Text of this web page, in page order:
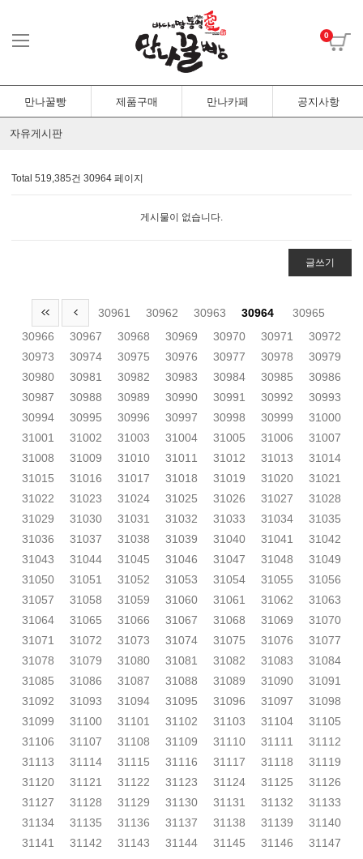
0
만나꿀빵 제품구매 만나카페 공지사항
자유게시판
Total 519,385건 30964 페이지
게시물이 없습니다.
글쓰기
30961 30962 30963 30964
30965
30966
30967 30968 30969 30970 30971
30972
30973
30974 30975 30976 30977 30978
30979
30980
30981 30982 30983 30984 30985
30986
30987
30988 30989 30990 30991 30992
30993
30994
30995 30996 30997 30998 30999
31000
31001
31002 31003 31004 31005 31006
31007
31008
31009 31010 31011 31012 31013
31014
31015
31016 31017 31018 31019 31020
31021
31022
31023 31024 31025 31026 31027
31028
31029
31030 31031 31032 31033 31034
31035
31036
31037 31038 31039 31040 31041
31042
31043
31044 31045 31046 31047 31048
31049
31050
31051 31052 31053 31054 31055
31056
31057
31058 31059 31060 31061 31062
31063
31064
31065 31066 31067 31068 31069
31070
31071
31072 31073 31074 31075 31076
31077
31078
31079 31080 31081 31082 31083
31084
31085
31086 31087 31088 31089 31090
31091
31092
31093 31094 31095 31096 31097
31098
31099
31100 31101 31102 31103 31104
31105
31106
31107 31108 31109 31110 31111
31112
31113
31114 31115 31116 31117 31118
31119
31120
31121 31122 31123 31124 31125
31126
31127
31128 31129 31130 31131 31132
31133
31134
31135 31136 31137 31138 31139
31140
31141
31142 31143 31144 31145 31146
31147